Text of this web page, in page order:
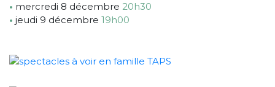
• mercredi 8 décembre 20h30
• jeudi 9 décembre 19h00